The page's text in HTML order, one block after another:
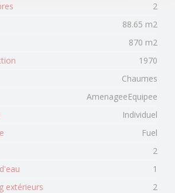
2
88.65 m2
870 m2
1970
Chaumes
AmenageeEquipee
Individuel
Fuel
2
1
extérieurs
2